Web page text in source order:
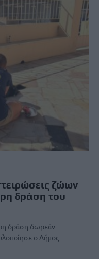
ζώων
δράση του
δράση δωρεάν
ο Δήμος